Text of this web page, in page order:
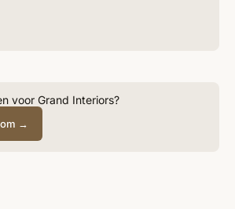
voor Grand Interiors?
→